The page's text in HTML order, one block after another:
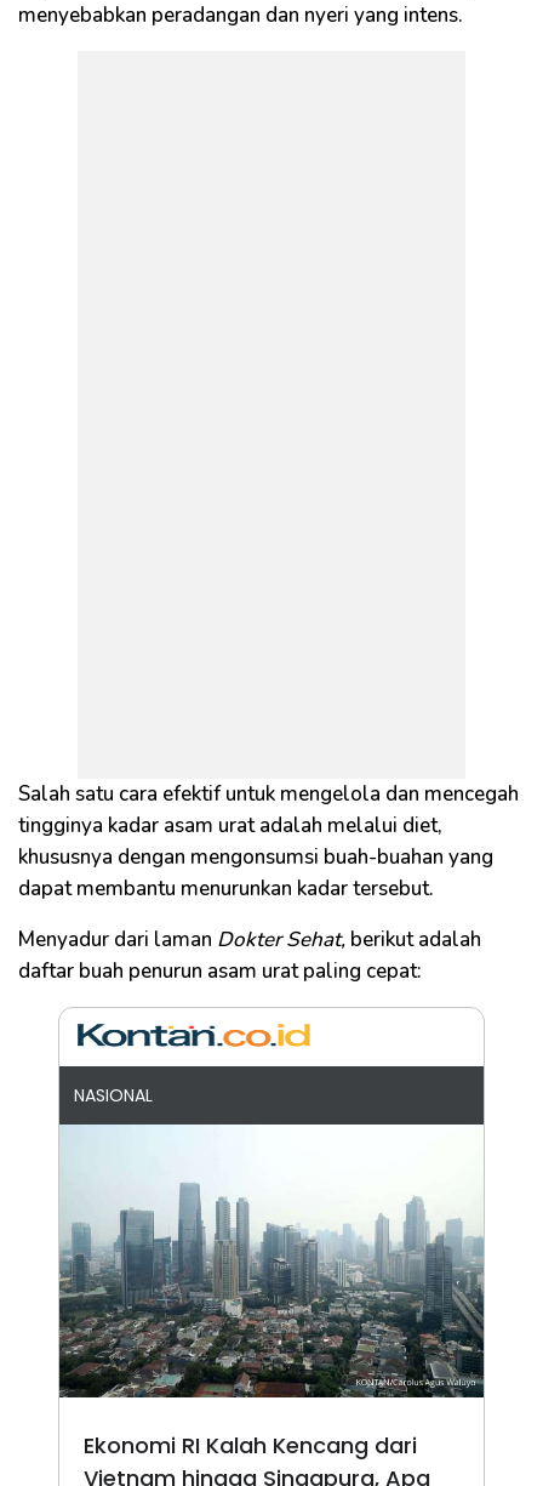
menyebabkan peradangan dan nyeri yang intens.
Salah satu cara efektif untuk mengelola dan mencegah
tingginya kadar asam urat adalah melalui diet,
khususnya dengan mengonsumsi buah-buahan yang
dapat membantu menurunkan kadar tersebut.
Menyadur dari laman Dokter Sehat, berikut adalah
daftar buah penurun asam urat paling cepat:
NASIONAL
Ekonomi RI Kalah Kencang dari
Vietnam hingga Singapura, Apa